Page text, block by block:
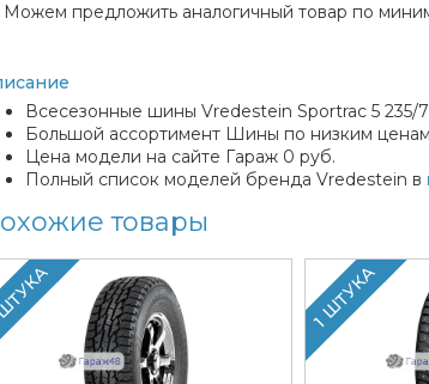
Можем предложить аналогичный товар по
Всесезонные шины Vredestein Sportrac 5 235/
Большой ассортимент Шины по низким
Цена модели на сайте Гараж 0 руб.
Полный список моделей бренда Vredestein в
товары
1 ШТУКА